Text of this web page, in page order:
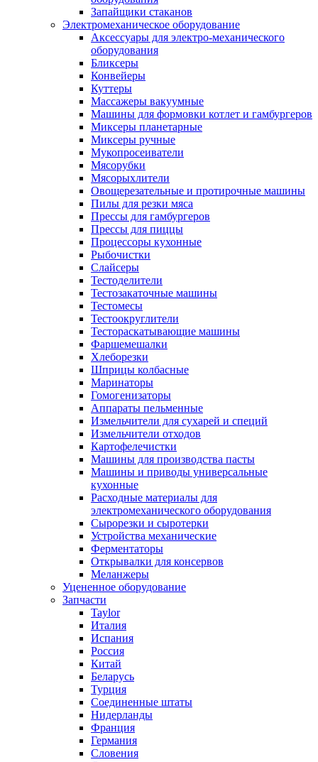
Запайщики стаканов
Электромеханическое оборудование
Аксессуары для электро-механического
оборудования
Бликсеры
Конвейеры
Куттеры
Массажеры вакуумные
Машины для формовки котлет и гамбургеров
Миксеры планетарные
Миксеры ручные
Мукопросеиватели
Мясорубки
Мясорыхлители
Овощерезательные и протирочные машины
Пилы для резки мяса
Прессы для гамбургеров
Прессы для пиццы
Процессоры кухонные
Рыбочистки
Слайсеры
Тестоделители
Тестозакаточные машины
Тестомесы
Тестоокруглители
Тестораскатывающие машины
Фаршемешалки
Хлеборезки
Шприцы колбасные
Маринаторы
Гомогенизаторы
Аппараты пельменные
Измельчители для сухарей и специй
Измельчители отходов
Картофелечистки
Машины для производства пасты
Машины и приводы универсальные
кухонные
Расходные материалы для
электромеханического оборудования
Сырорезки и сыротерки
Устройства механические
Ферментаторы
Открывалки для консервов
Меланжеры
Уцененное оборудование
Запчасти
Taylor
Италия
Испания
Россия
Китай
Беларусь
Турция
Соединенные штаты
Нидерланды
Франция
Германия
Словения